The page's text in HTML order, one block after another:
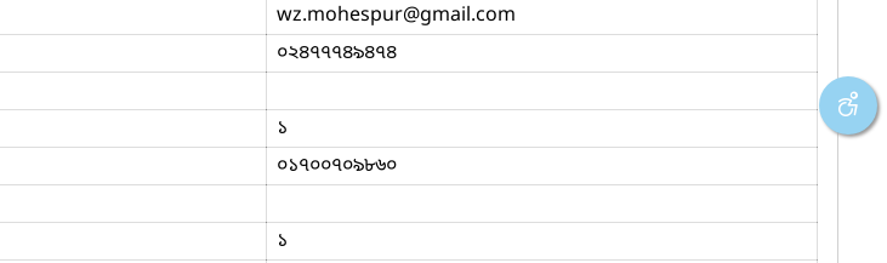
wz.mohespur@gmail.com
০২৪৭৭৭৪৯৪৭৪
১
০১৭০০৭০৯৮৬০
১